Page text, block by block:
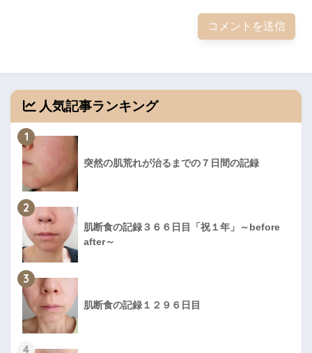
人気記事ランキング
1
突然の肌荒れが治るまでの７日間の記録
2
肌断食の記録３６６日目「祝１年」～before
after～
3
肌断食の記録１２９６日目
4